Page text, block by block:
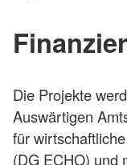
Die Projekte
Auswärtigen
für
(DG ECHO) und